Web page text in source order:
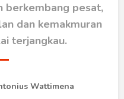
berkembang pesat,
dan kemakmuran
terjangkau.
Wattimena